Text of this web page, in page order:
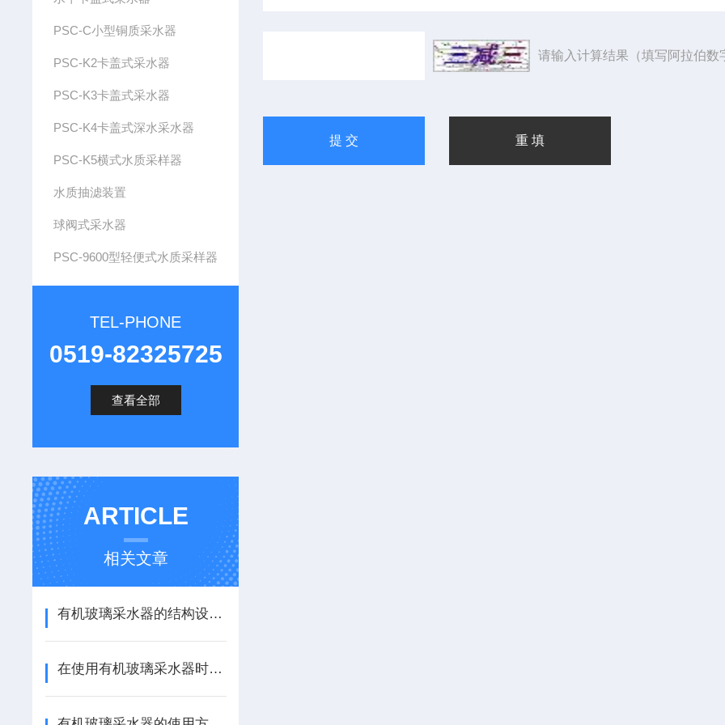
PSC-C小型铜质采水器
PSC-K2卡盖式采水器
PSC-K3卡盖式采水器
PSC-K4卡盖式深水采水器
PSC-K5横式水质采样器
水质抽滤装置
球阀式采水器
PSC-9600型轻便式水质采样器
TEL-PHONE
0519-82325725
查看全部
ARTICLE
相关文章
有机玻璃采水器的结构设计与分层采样精度优化研究
在使用有机玻璃采水器时需注意哪些呢
请输入计算结果（填写阿拉伯数